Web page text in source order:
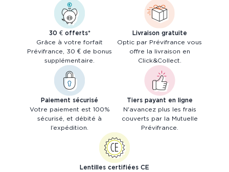
30 € offerts*
Grâce à votre forfait
Prévifrance, 30 € de bonus
supplémentaire.
Livraison gratuite
Optic par Prévifrance vous
offre la livraison en
Click&Collect.
Paiement sécurisé
Votre paiement est 100%
sécurisé, et débité à
l’expédition.
Tiers payant en ligne
N'avancez plus les frais
couverts par la Mutuelle
Prévifrance.
Lentilles certifiées CE